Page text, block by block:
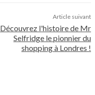
Article suivant
Découvrez l'histoire de Mr
Selfridge le pionnier du
shopping à Londres !